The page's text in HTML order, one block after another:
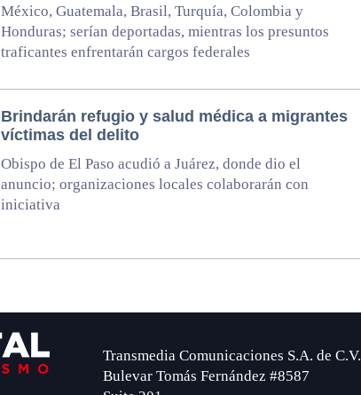
México, Guatemala, Brasil, Turquía, Colombia y
Honduras; serían deportadas, mientras los presuntos
traficantes enfrentarán cargos federales
Brindarán refugio y salud médica a migrantes
víctimas del delito
Obispo de El Paso acudió a Juárez, donde dio el
anuncio; organizaciones locales colaborarán con
iniciativa
Transmedia Comunicaciones S.A. de C.V.
Bulevar Tomás Fernández #8587